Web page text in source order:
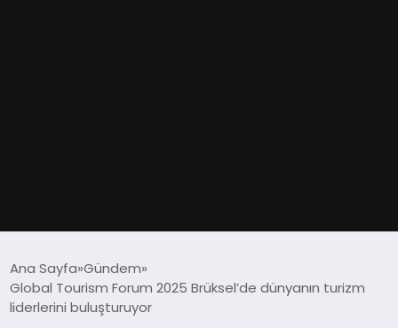
DÜNYA
Ana Sayfa Gündem
Global Tourism Forum 2025 Brüksel’de dünyanın turizm
liderlerini buluşturuyor